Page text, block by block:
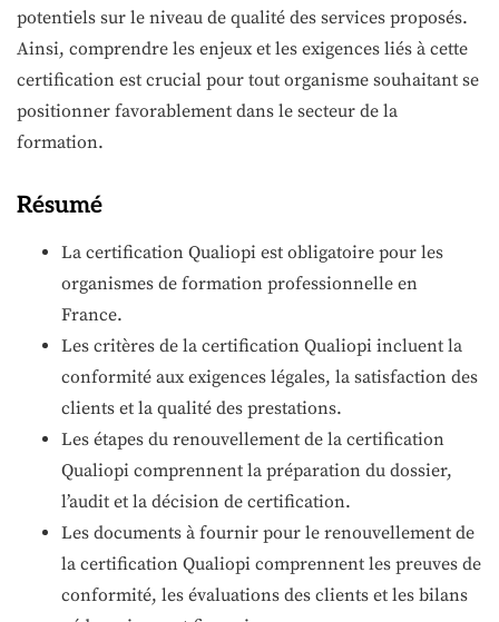
potentiels sur le niveau de qualité des services proposés.
Ainsi, comprendre les enjeux et les exigences liés à cette
certification est crucial pour tout organisme souhaitant se
positionner favorablement dans le secteur de la
formation.
Résumé
La certification Qualiopi est obligatoire pour les
organismes de formation professionnelle en
France.
Les critères de la certification Qualiopi incluent la
conformité aux exigences légales, la satisfaction des
clients et la qualité des prestations.
Les étapes du renouvellement de la certification
Qualiopi comprennent la préparation du dossier,
l’audit et la décision de certification.
Les documents à fournir pour le renouvellement de
la certification Qualiopi comprennent les preuves de
conformité, les évaluations des clients et les bilans